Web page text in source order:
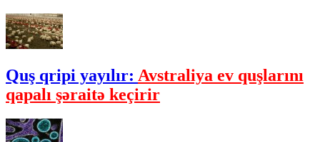
Quş qripi yayılır: Avstraliya ev quşlarını
qapalı şəraitə keçirir